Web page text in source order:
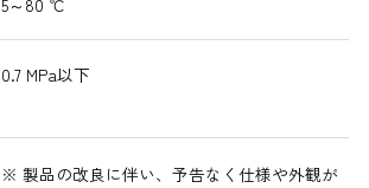
0.7 MPa以下
※ 製品の改良に伴い、予告なく仕様や外観が